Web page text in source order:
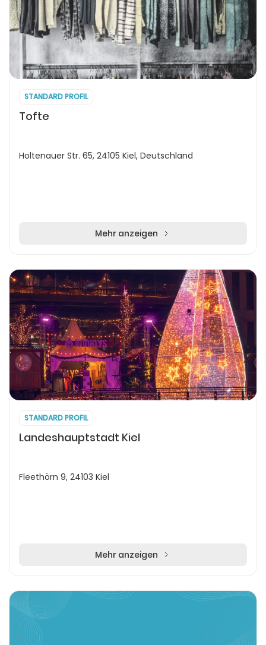
STANDARD PROFIL
Tofte
Holtenauer Str. 65, 24105 Kiel, Deutschland
Mehr anzeigen
STANDARD PROFIL
Landeshauptstadt Kiel
Fleethörn 9, 24103 Kiel
Mehr anzeigen